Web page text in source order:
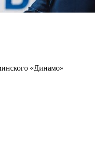
«Динамо»